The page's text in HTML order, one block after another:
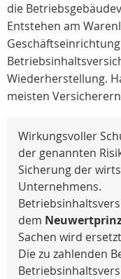
die
Entstehen am
Wiederherstellung.
meisten
Wirkungsvoller
der genannten
Sicherung der
Unternehmens.
dem
Sachen wird
Die zu zahlenden